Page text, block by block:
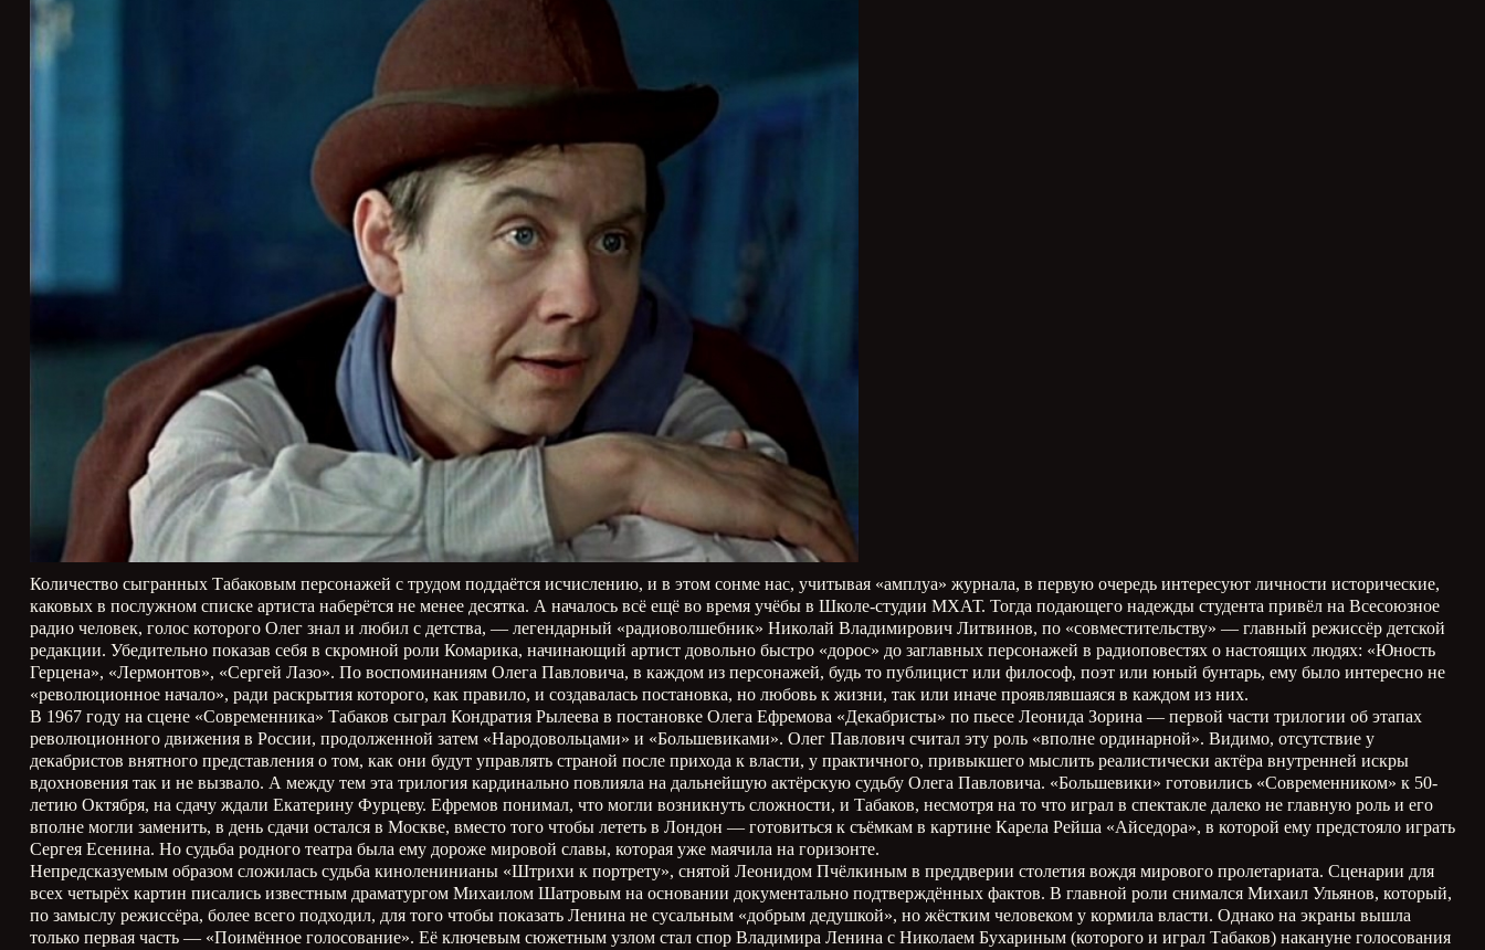
Количество сыгранных Табаковым персонажей с трудом поддаётся исчислению, и в этом сонме нас, учитывая «амплуа» журнала, в первую очередь интересуют личности исторические,
каковых в послужном списке артиста наберётся не менее десятка. А началось всё ещё во время учёбы в Школе-студии МХАТ. Тогда подающего надежды студента привёл на Всесоюзное
радио человек, голос которого Олег знал и любил с детства, — легендарный «радиоволшебник» Николай Владимирович Литвинов, по «совместительству» — главный режиссёр детской
редакции. Убедительно показав себя в скромной роли Комарика, начинающий артист довольно быстро «дорос» до заглавных персонажей в радиоповестях о настоящих людях: «Юность
Герцена», «Лермонтов», «Сергей Лазо». По воспоминаниям Олега Павловича, в каждом из персонажей, будь то публицист или философ, поэт или юный бунтарь, ему было интересно не
«революционное начало», ради раскрытия которого, как правило, и создавалась постановка, но любовь к жизни, так или иначе проявлявшаяся в каждом из них.
В 1967 году на сцене «Современника» Табаков сыграл Кондратия Рылеева в постановке Олега Ефремова «Декабристы» по пьесе Леонида Зорина — первой части трилогии об этапах
революционного движения в России, продолженной затем «Народовольцами» и «Большевиками». Олег Павлович считал эту роль «вполне ординарной». Видимо, отсутствие у
декабристов внятного представления о том, как они будут управлять страной после прихода к власти, у практичного, привыкшего мыслить реалистически актёра внутренней искры
вдохновения так и не вызвало. А между тем эта трилогия кардинально повлияла на дальнейшую актёрскую судьбу Олега Павловича. «Большевики» готовились «Современником» к 50-
летию Октября, на сдачу ждали Екатерину Фурцеву. Ефремов понимал, что могли возникнуть сложности, и Табаков, несмотря на то что играл в спектакле далеко не главную роль и его
вполне могли заменить, в день сдачи остался в Москве, вместо того чтобы лететь в Лондон — готовиться к съёмкам в картине Карела Рейша «Айседора», в которой ему предстояло играть
Сергея Есенина. Но судьба родного театра была ему дороже мировой славы, которая уже маячила на горизонте.
Непредсказуемым образом сложилась судьба киноленинианы «Штрихи к портрету», снятой Леонидом Пчёлкиным в преддверии столетия вождя мирового пролетариата. Сценарии для
всех четырёх картин писались известным драматургом Михаилом Шатровым на основании документально подтверждённых фактов. В главной роли снимался Михаил Ульянов, который,
по замыслу режиссёра, более всего подходил, для того чтобы показать Ленина не сусальным «добрым дедушкой», но жёстким человеком у кормила власти. Однако на экраны вышла
только первая часть — «Поимённое голосование». Её ключевым сюжетным узлом стал спор Владимира Ленина с Николаем Бухариным (которого и играл Табаков) накануне голосования